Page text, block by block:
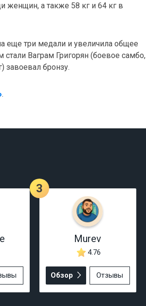
женщин, а также 58 кг и 64 кг в
еще три медали и увеличила общее
Ваграм Григорян (боевое самбо,
завоевал бронзу.
.
3
Murev
4.76
Обзор Отзывы